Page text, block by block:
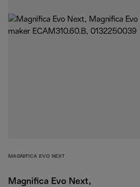
MAGNIFICA EVO NEXT
Magnifica Evo Next,